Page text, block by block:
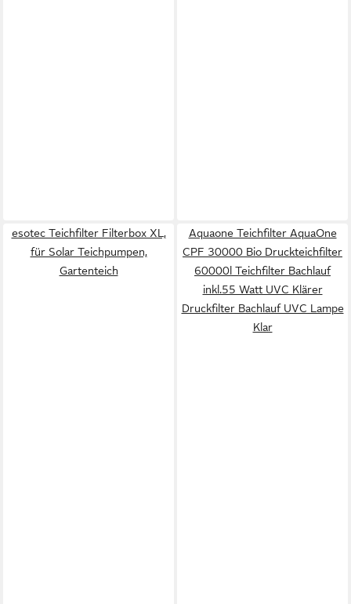
esotec Teichfilter Filterbox XL,
für Solar Teichpumpen,
Gartenteich
Aquaone Teichfilter AquaOne
CPF 30000 Bio Druckteichfilter
60000l Teichfilter Bachlauf
inkl.55 Watt UVC Klärer
Druckfilter Bachlauf UVC Lampe
Klar